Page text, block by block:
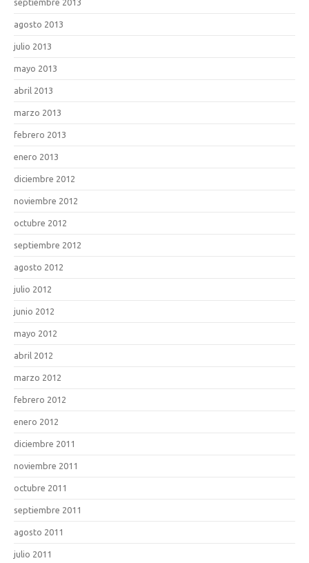
agosto 2013
julio 2013
mayo 2013
abril 2013
marzo 2013
febrero 2013
enero 2013
diciembre 2012
noviembre 2012
octubre 2012
septiembre 2012
agosto 2012
julio 2012
junio 2012
mayo 2012
abril 2012
marzo 2012
febrero 2012
enero 2012
diciembre 2011
noviembre 2011
octubre 2011
septiembre 2011
agosto 2011
julio 2011